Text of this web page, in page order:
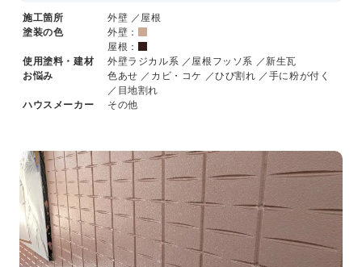
施工箇所
外壁 ／屋根
塗装の色
外壁：
屋根：
使用塗料・建材
外壁ラジカル系 ／屋根フッソ系 ／新生瓦
お悩み
色あせ ／カビ・コケ ／ひび割れ ／手に粉が付く
／目地割れ
ハウスメーカー
その他